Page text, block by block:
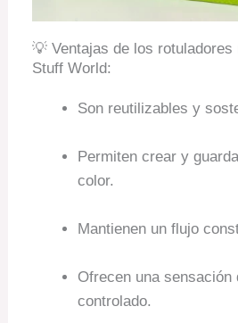
💡 Ventajas de los
Stuff World:
Son reutilizables y
Permiten crear y
color.
Mantienen un flujo
Ofrecen una
controlado.